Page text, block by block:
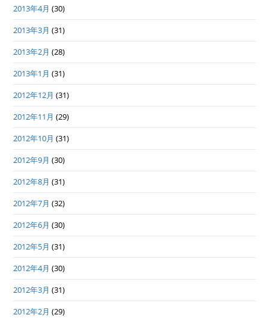
2013年4月 (30)
2013年3月 (31)
2013年2月 (28)
2013年1月 (31)
2012年12月 (31)
2012年11月 (29)
2012年10月 (31)
2012年9月 (30)
2012年8月 (31)
2012年7月 (32)
2012年6月 (30)
2012年5月 (31)
2012年4月 (30)
2012年3月 (31)
2012年2月 (29)